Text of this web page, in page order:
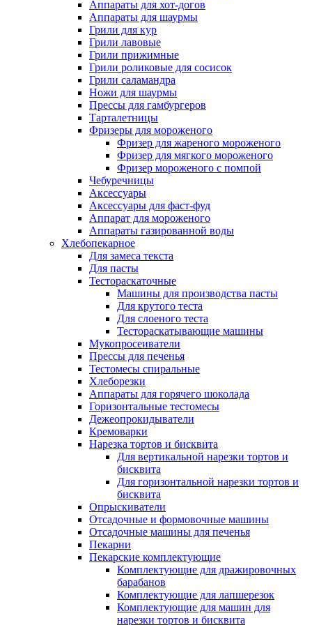
Аппараты для хот-догов
Аппараты для шаурмы
Грили для кур
Грили лавовые
Грили прижимные
Грили роликовые для сосисок
Грили саламандра
Ножи для шаурмы
Прессы для гамбургеров
Тарталетницы
Фризеры для мороженого
Фризер для жареного мороженого
Фризер для мягкого мороженого
Фризер мороженого с помпой
Чебуречницы
Аксессуары
Аксессуары для фаст-фуд
Аппарат для мороженого
Аппараты газированной воды
Хлебопекарное
Для замеса текста
Для пасты
Тестораскаточные
Машины для производства пасты
Для крутого теста
Для слоеного теста
Тестораскатывающие машины
Мукопросеиватели
Прессы для печенья
Тестомесы спиральные
Хлеборезки
Аппараты для горячего шоколада
Горизонтальные тестомесы
Дежеопрокидыватели
Кремоварки
Нарезка тортов и бисквита
Для вертикальной нарезки тортов и
бисквита
Для горизонтальной нарезки тортов и
бисквита
Опрыскиватели
Отсадочные и формовочные машины
Отсадочные машины для печенья
Пекарни
Пекарские комплектующие
Комплектующие для дражировочных
барабанов
Комплектующие для лапшерезок
Комплектующие для машин для
нарезки тортов и бисквита